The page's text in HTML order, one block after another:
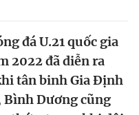
đá U.21 quốc gia
2022 đã diễn ra
tân binh Gia Định
Dương cũng